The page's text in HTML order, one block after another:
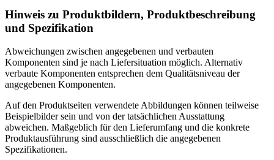
Hinweis zu Produktbildern, Produktbeschreibung
und Spezifikation
Abweichungen zwischen angegebenen und verbauten
Komponenten sind je nach Liefersituation möglich. Alternativ
verbaute Komponenten entsprechen dem Qualitätsniveau der
angegebenen Komponenten.
Auf den Produktseiten verwendete Abbildungen können teilweise
Beispielbilder sein und von der tatsächlichen Ausstattung
abweichen. Maßgeblich für den Lieferumfang und die konkrete
Produktausführung sind ausschließlich die angegebenen
Spezifikationen.